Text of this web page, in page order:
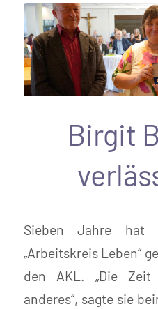
Birgit
Sieben Jahre hat
„Arbeitskreis Leben“
den AKL. „Die
anderes“, sagte sie